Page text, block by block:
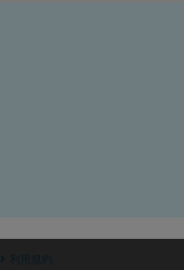
利用規約